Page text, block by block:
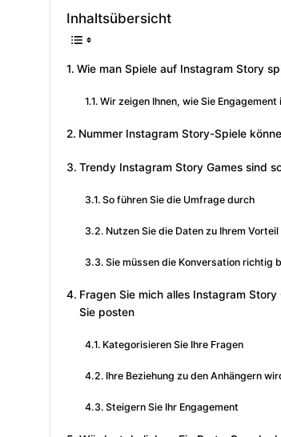
Inhaltsübersicht
Wie man Spiele auf Instagram Story
Wir zeigen Ihnen, wie Sie
Nummer Instagram Story-Spiele
Trendy Instagram Story Games sind
So führen Sie die Umfrage durch
Nutzen Sie die Daten zu Ihrem Vorteil
Sie müssen die Konversation richtig
Fragen Sie mich alles Instagram
Sie posten
Kategorisieren Sie Ihre Fragen
Ihre Beziehung zu den Anhängern
Steigern Sie Ihr Engagement